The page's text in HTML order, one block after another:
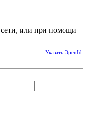
сети, или при помощи
Указать OpenId